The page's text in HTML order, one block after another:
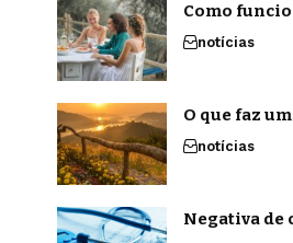
Como
notícias
O que faz
notícias
Negativa de